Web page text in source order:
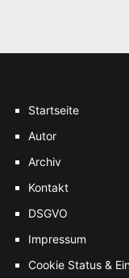
Startseite
Autor
Archiv
Kontakt
DSGVO
Impressum
Cookie Status &